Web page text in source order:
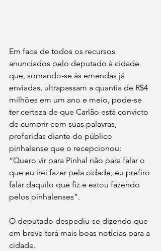
Em face de todos os recursos
anunciados pelo deputado à cidade
que, somando-se às emendas já
enviadas, ultrapassam a quantia de R$4
milhões em um ano e meio, pode-se
ter certeza de que Carlão está convicto
de cumprir com suas palavras,
proferidas diante do público
pinhalense que o recepcionou:
“Quero vir para Pinhal não para falar o
que eu irei fazer pela cidade, eu prefiro
falar daquilo que fiz e estou fazendo
pelos pinhalenses”.
O deputado despediu-se dizendo que
em breve terá mais boas notícias para a
cidade.